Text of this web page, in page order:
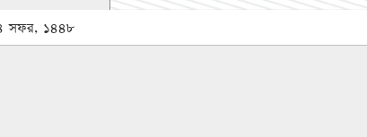
সফর, ১৪৪৮